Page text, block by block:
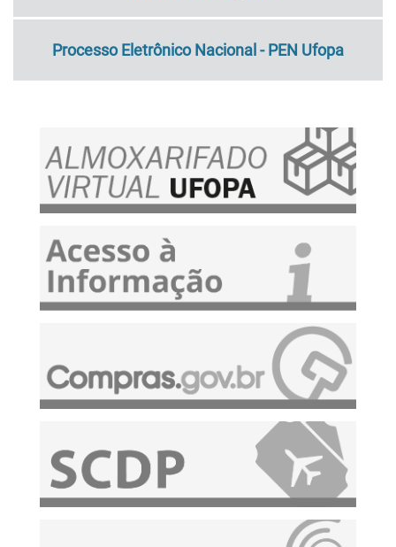
12 de Dezembro de 2025 às 11:16
Aviso de Licitação - PE nº 90008/2025 (Utensílios de
cozinha) *atualizado em 24/12/2025
Aviso de Contratação Direta nº 58/2025 (Serviços de
marcação e conversão de arquivos em formato XML)
Processo Eletrônico Nacional - PEN Ufopa